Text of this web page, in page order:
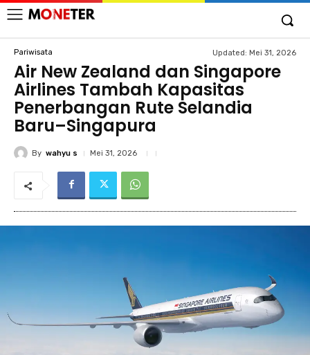
Pariwisata Updated: Mei 31, 2026
Air New Zealand dan Singapore
Airlines Tambah Kapasitas
Penerbangan Rute Selandia
Baru–Singapura
By wahyu s Mei 31, 2026